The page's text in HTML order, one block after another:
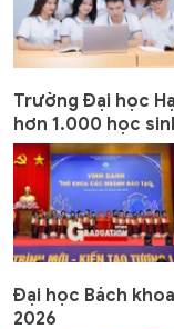
Trường Đại học
hơn 1.000 học
Đại học Bách
2026